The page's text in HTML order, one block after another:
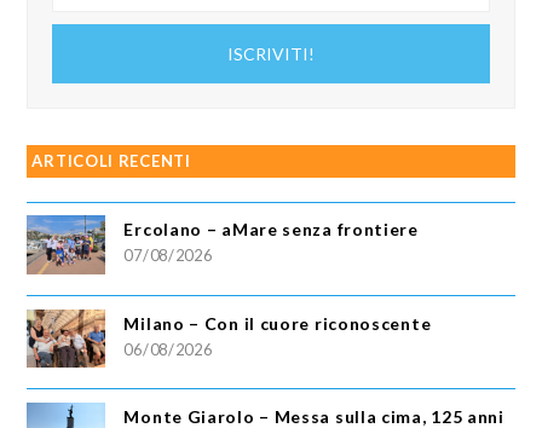
ISCRIVITI!
ARTICOLI RECENTI
Ercolano – aMare senza frontiere
07/08/2026
Milano – Con il cuore riconoscente
06/08/2026
Monte Giarolo – Messa sulla cima, 125 anni